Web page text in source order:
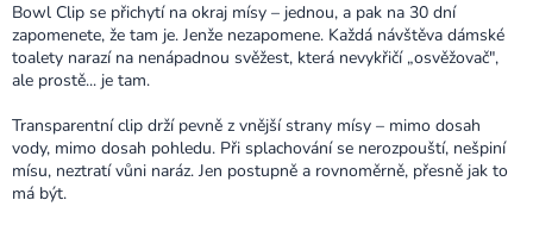
Bowl Clip se přichytí na okraj mísy – jednou, a pak na 30 dní
zapomenete, že tam je. Jenže nezapomene. Každá návštěva dámské
toalety narazí na nenápadnou svěžest, která nevykřičí „osvěžovač",
ale prostě... je tam.
Transparentní clip drží pevně z vnější strany mísy – mimo dosah
vody, mimo dosah pohledu. Při splachování se nerozpouští, nešpiní
mísu, neztratí vůni naráz. Jen postupně a rovnoměrně, přesně jak to
má být.